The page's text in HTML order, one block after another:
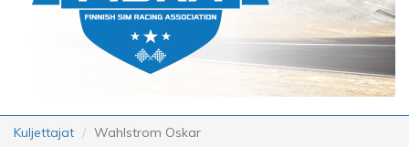
Kuljettajat Wahlstrom Oskar